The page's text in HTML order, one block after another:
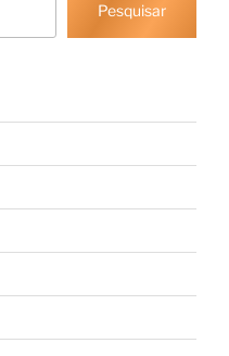
Pesquisar